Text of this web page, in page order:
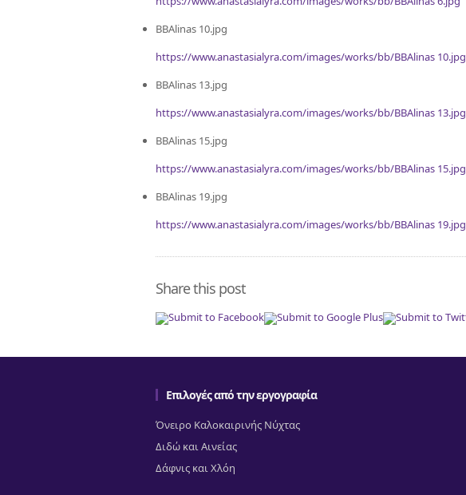
BBAlinas 10.jpg
https://www.anastasialyra.com/images/works/bb/BBAlinas 10.jpg
BBAlinas 13.jpg
https://www.anastasialyra.com/images/works/bb/BBAlinas 13.jpg
BBAlinas 15.jpg
https://www.anastasialyra.com/images/works/bb/BBAlinas 15.jpg
BBAlinas 19.jpg
https://www.anastasialyra.com/images/works/bb/BBAlinas 19.jpg
Share this post
Επιλογές από την εργογραφία
Όνειρο Καλοκαιρινής Νύχτας
Διδώ και Αινείας
Δάφνις και Χλόη